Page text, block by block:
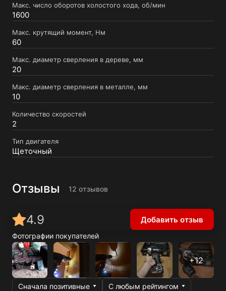
Макс. число оборотов холостого хода, об/мин
1600
Макс. крутящий момент, Нм
60
Макс. диаметр сверления в дереве, мм
20
Макс. диаметр сверления в металле, мм
10
Количество скоростей
2
Тип двигателя
Щеточный
Отзывы 12 отзывов
Фотографии покупателей
Сначала позитивные С любым рейтингом
4.9 Добавить отзыв